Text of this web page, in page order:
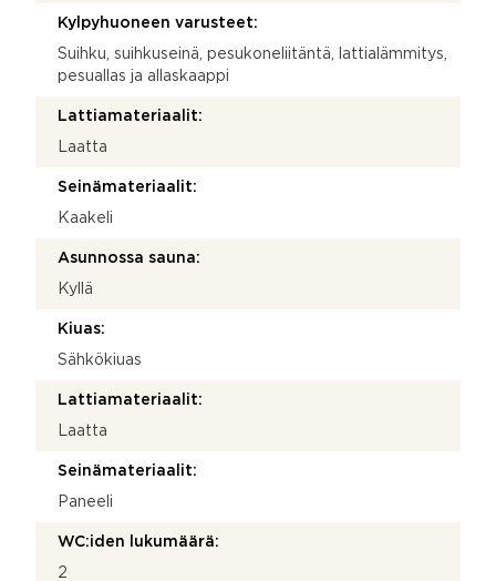
Kylpyhuoneen varusteet:
Suihku, suihkuseinä, pesukoneliitäntä, lattialämmitys,
pesuallas ja allaskaappi
Lattiamateriaalit:
Laatta
Seinämateriaalit:
Kaakeli
Asunnossa sauna:
Kyllä
Kiuas:
Sähkökiuas
Lattiamateriaalit:
Laatta
Seinämateriaalit:
Paneeli
WC:iden lukumäärä:
2